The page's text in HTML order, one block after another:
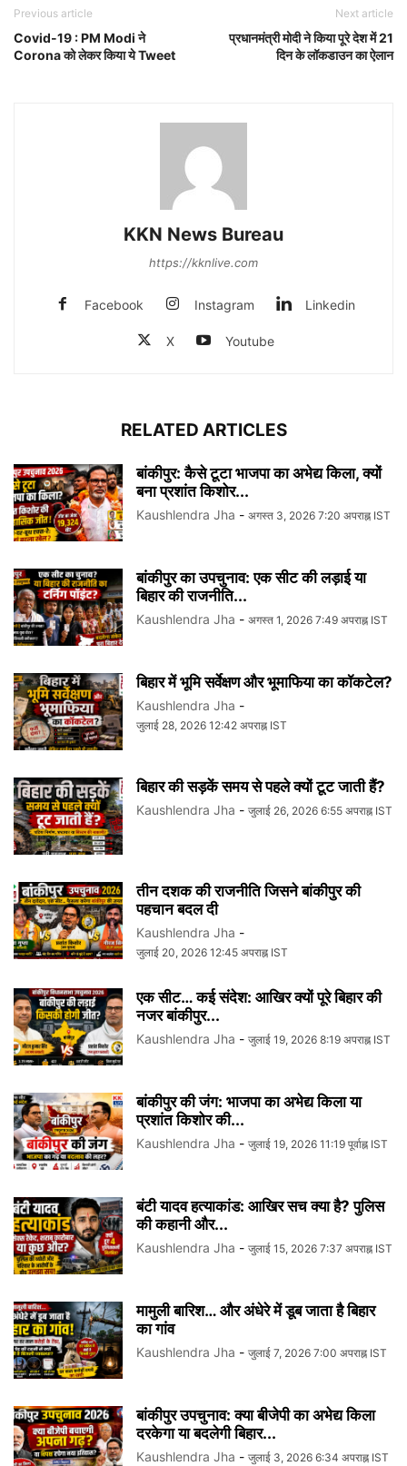
Previous article
Covid-19 : PM Modi ने
Corona को लेकर क‍िया ये Tweet
Next article
प्रधानमंत्री मोदी ने किया पूरे देश में 21
दिन के लॉकडाउन का ऐलान
KKN News Bureau
https://kknlive.com
Facebook Instagram Linkedin
X Youtube
RELATED ARTICLES
बांकीपुर: कैसे टूटा भाजपा का अभेद्य किला, क्यों
बना प्रशांत किशोर...
Kaushlendra Jha - अगस्त 3, 2026 7:20 अपराह्न IST
बांकीपुर का उपचुनाव: एक सीट की लड़ाई या
बिहार की राजनीति...
Kaushlendra Jha - अगस्त 1, 2026 7:49 अपराह्न IST
बिहार में भूमि सर्वेक्षण और भूमाफिया का कॉकटेल?
Kaushlendra Jha -
जुलाई 28, 2026 12:42 अपराह्न IST
बिहार की सड़कें समय से पहले क्यों टूट जाती हैं?
Kaushlendra Jha - जुलाई 26, 2026 6:55 अपराह्न IST
तीन दशक की राजनीति जिसने बांकीपुर की
पहचान बदल दी
Kaushlendra Jha -
जुलाई 20, 2026 12:45 अपराह्न IST
एक सीट… कई संदेश: आखिर क्यों पूरे बिहार की
नजर बांकीपुर...
Kaushlendra Jha - जुलाई 19, 2026 8:19 अपराह्न IST
बांकीपुर की जंग: भाजपा का अभेद्य किला या
प्रशांत किशोर की...
Kaushlendra Jha - जुलाई 19, 2026 11:19 पूर्वाह्न IST
बंटी यादव हत्याकांड: आखिर सच क्या है? पुलिस
की कहानी और...
Kaushlendra Jha - जुलाई 15, 2026 7:37 अपराह्न IST
मामुली बारिश… और अंधेरे में डूब जाता है बिहार
का गांव
Kaushlendra Jha - जुलाई 7, 2026 7:00 अपराह्न IST
बांकीपुर उपचुनाव: क्या बीजेपी का अभेद्य किला
दरकेगा या बदलेगी बिहार...
Kaushlendra Jha - जुलाई 3, 2026 6:34 अपराह्न IST